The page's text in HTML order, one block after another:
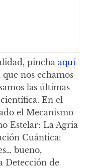
pincha aquí
nos echamos
las últimas
En el
el Mecanismo
Estelar: La Agria
Cuántica:
bueno,
Detección de